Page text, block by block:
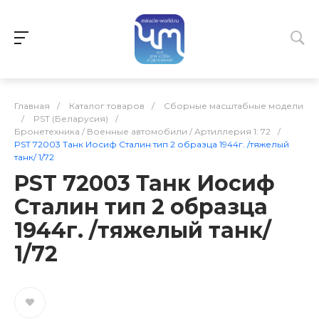
Главная / Каталог товаров /
Сборные масштабные модели
/
PST (Беларусия)
/
Бронетехника / Военные автомобили / Артиллерия 1: 72
/
PST 72003 Танк Иосиф Сталин тип 2 образца 1944г. /тяжелый
танк/ 1/72
PST 72003 Танк Иосиф
Сталин тип 2 образца
1944г. /тяжелый танк/
1/72